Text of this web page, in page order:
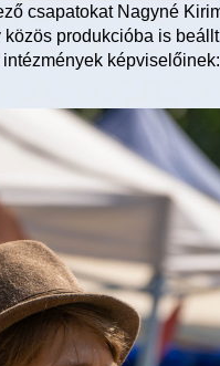
csapatokat Nagyné
produkcióba is